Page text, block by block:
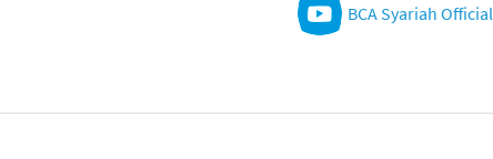
BCA Syariah Official